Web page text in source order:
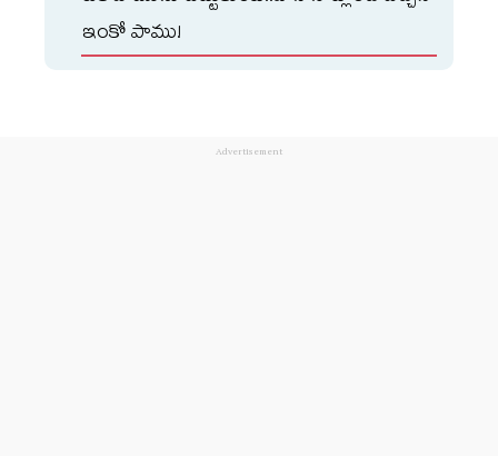
ఇంకో పాము!